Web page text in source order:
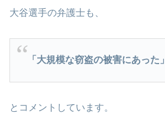
大谷選手の弁護士も、
「大規模な窃盗の被害にあった」
とコメントしています。